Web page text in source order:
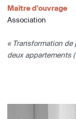
Maître d'ouvrage
Association
« Transformation
deux appartements